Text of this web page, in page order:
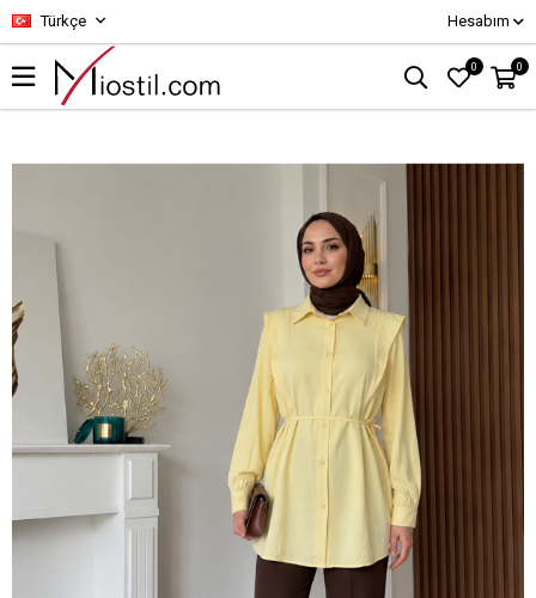
Türkçe Hesabım
0 0